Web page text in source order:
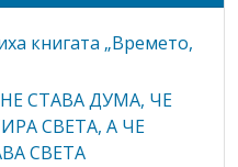
книгата „Времето,
СТАВА ДУМА, ЧЕ
СВЕТА, А ЧЕ
СВЕТА